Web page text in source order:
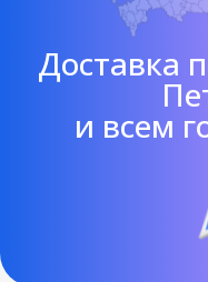
Доставка
и всем